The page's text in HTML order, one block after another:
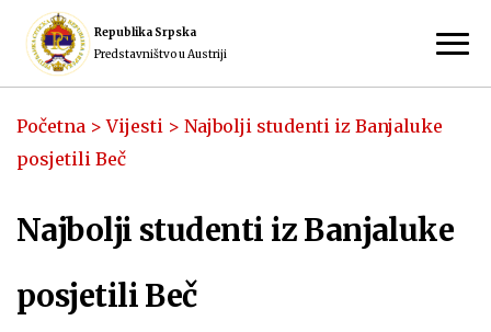
Republika Srpska
Predstavništvo u Austriji
Početna >Vijesti > Najbolji studenti iz Banjaluke
posjetili Beč
Najbolji studenti iz Banjaluke
posjetili Beč